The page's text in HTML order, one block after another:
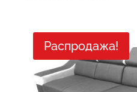
1,350.00€.
Распродажа!